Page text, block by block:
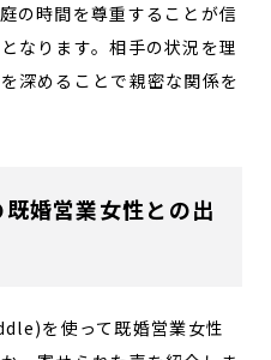
の時間を尊重することが信
なります。相手の状況を理
深めることで親密な関係を
婚営業女性との出
を使って既婚営業女性